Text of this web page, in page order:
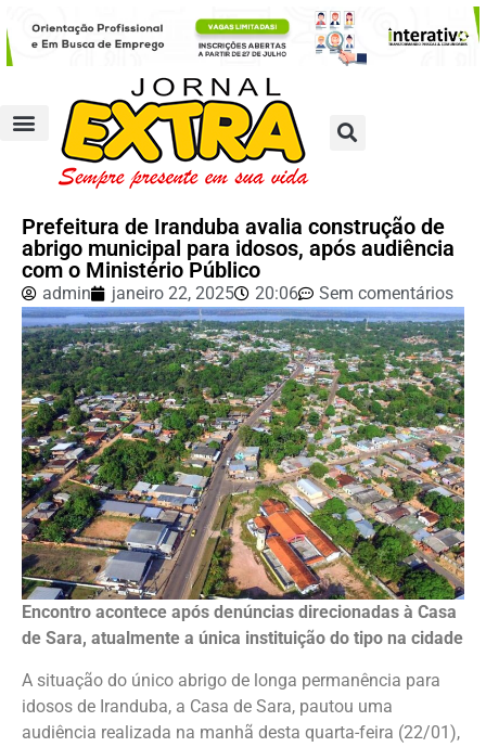
Prefeitura de Iranduba avalia construção de
abrigo municipal para idosos, após audiência
com o Ministério Público
admin janeiro 22, 2025 20:06 Sem comentários
Encontro acontece após denúncias direcionadas à Casa
de Sara, atualmente a única instituição do tipo na cidade
A situação do único abrigo de longa permanência para
idosos de Iranduba, a Casa de Sara, pautou uma
audiência realizada na manhã desta quarta-feira (22/01),